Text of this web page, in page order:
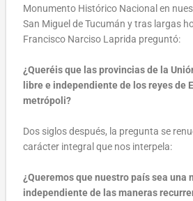
Monumento Histórico Nacional en
San Miguel de Tucumán y tras largas
Francisco Narciso Laprida preguntó:
¿Queréis que las provincias de la
libre e independiente de los reyes de
metrópoli?
Dos siglos después, la pregunta se
carácter integral que nos interpela:
¿Queremos que nuestro país sea una
independiente de las maneras